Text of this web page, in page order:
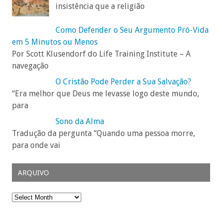
insistência que a religião
Como Defender o Seu Argumento Pró-Vida
em 5 Minutos ou Menos
Por Scott Klusendorf do Life Training Institute – A
navegação
O Cristão Pode Perder a Sua Salvação?
“Era melhor que Deus me levasse logo deste mundo,
para
Sono da Alma
Tradução da pergunta “Quando uma pessoa morre,
para onde vai
ARQUIVO
Arquivo